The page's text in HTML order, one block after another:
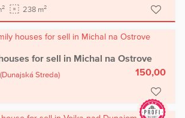
2 238 m2
for sell in Michal na Ostrove
(Dunajská Streda)
150,00